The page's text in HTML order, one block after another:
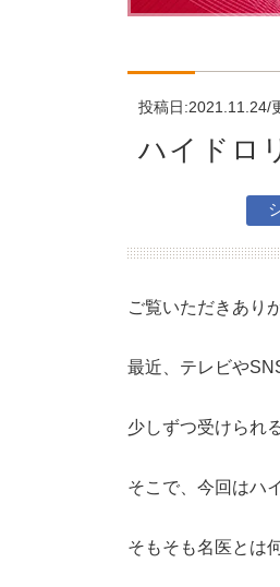
投稿日:2021.11.24/
ハイドロ
ご覧いただきあり
最近、テレビや
少しずつ受けられ
そこで、今回はハ
そもそも名医とは